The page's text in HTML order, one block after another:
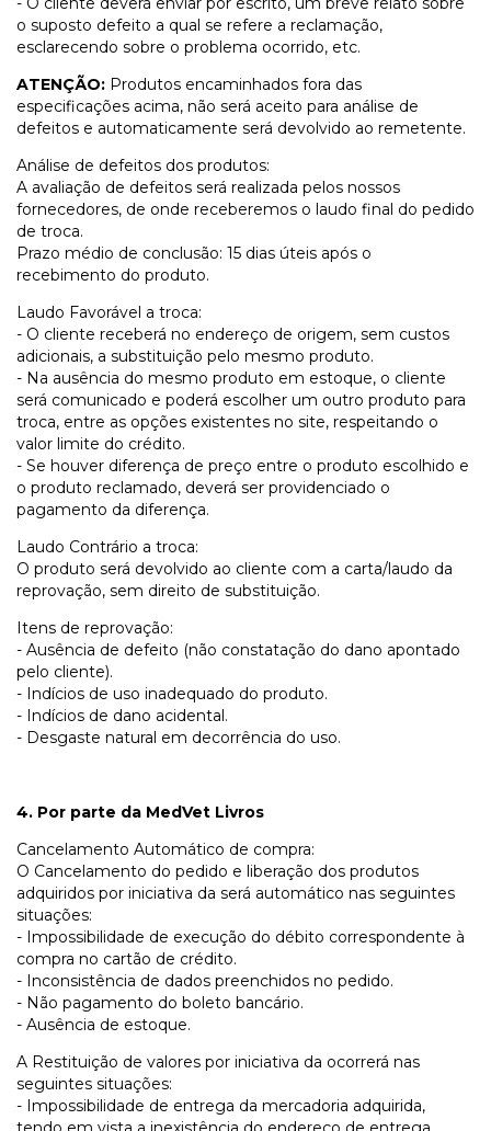
o suposto defeito a qual se refere a reclamação,
esclarecendo sobre o problema ocorrido, etc.
ATENÇÃO: Produtos encaminhados fora das
especificações acima, não será aceito para análise de
defeitos e automaticamente será devolvido ao remetente.
Análise de defeitos dos produtos:
A avaliação de defeitos será realizada pelos nossos
fornecedores, de onde receberemos o laudo final do pedido
de troca.
Prazo médio de conclusão: 15 dias úteis após o
recebimento do produto.
Laudo Favorável a troca:
- O cliente receberá no endereço de origem, sem custos
adicionais, a substituição pelo mesmo produto.
- Na ausência do mesmo produto em estoque, o cliente
será comunicado e poderá escolher um outro produto para
troca, entre as opções existentes no site, respeitando o
valor limite do crédito.
- Se houver diferença de preço entre o produto escolhido e
o produto reclamado, deverá ser providenciado o
pagamento da diferença.
Laudo Contrário a troca:
O produto será devolvido ao cliente com a carta/laudo da
reprovação, sem direito de substituição.
Itens de reprovação:
- Ausência de defeito (não constatação do dano apontado
pelo cliente).
- Indícios de uso inadequado do produto.
- Indícios de dano acidental.
- Desgaste natural em decorrência do uso.
4. Por parte da MedVet Livros
Cancelamento Automático de compra:
O Cancelamento do pedido e liberação dos produtos
adquiridos por iniciativa da será automático nas seguintes
situações:
- Impossibilidade de execução do débito correspondente à
compra no cartão de crédito.
- Inconsistência de dados preenchidos no pedido.
- Não pagamento do boleto bancário.
- Ausência de estoque.
A Restituição de valores por iniciativa da ocorrerá nas
seguintes situações:
- Impossibilidade de entrega da mercadoria adquirida,